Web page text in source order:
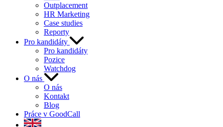
Outplacement
HR Marketing
Case studies
Reporty
Pro kandidáty
Pro kandidáty
Pozice
Watchdog
O nás
O nás
Kontakt
Blog
Práce v GoodCall